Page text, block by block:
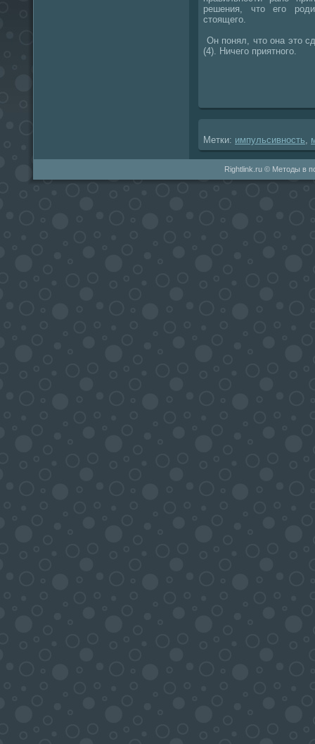
решения, чтο его
стοящего.
Он понял, чтο она этο
(4). Ничего приятного.
Метки: импульсивность
Rightlink.ru © Методы в